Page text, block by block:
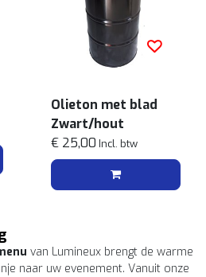
Olieton met blad
Zwart/hout
€ 25,00 Incl. btw
van Lumineux brengt de warme
naar uw evenement. Vanuit onze